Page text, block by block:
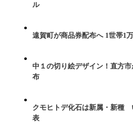
ル
遠賀町が商品券配布へ 1世帯1
中１の切り絵デザイン！直方
布
クモヒトデ化石は新属・新種
表